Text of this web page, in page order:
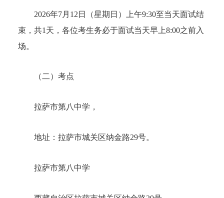
2026年7月12日（星期日）上午9:30至当天面试结
束，共1天，各位考生务必于面试当天早上8:00之前入
场。
（二）考点
拉萨市第八中学，
地址：拉萨市城关区纳金路29号。
拉萨市第八中学